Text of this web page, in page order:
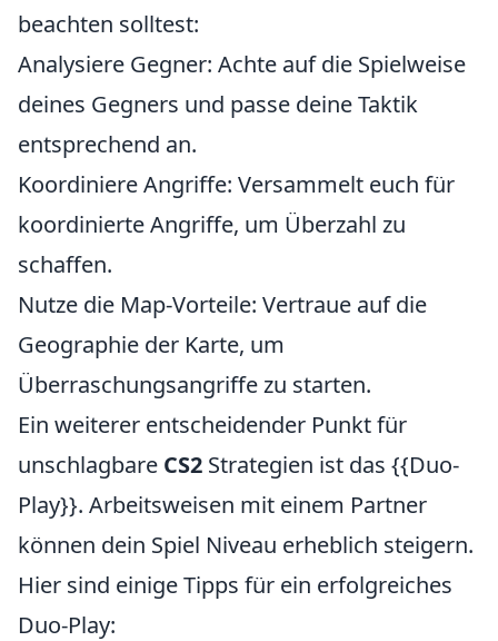
beachten solltest:
Analysiere Gegner: Achte auf die Spielweise
deines Gegners und passe deine Taktik
entsprechend an.
Koordiniere Angriffe: Versammelt euch für
koordinierte Angriffe, um Überzahl zu
schaffen.
Nutze die Map-Vorteile: Vertraue auf die
Geographie der Karte, um
Überraschungsangriffe zu starten.
Ein weiterer entscheidender Punkt für
unschlagbare CS2 Strategien ist das {{Duo-
Play}}. Arbeitsweisen mit einem Partner
können dein Spiel Niveau erheblich steigern.
Hier sind einige Tipps für ein erfolgreiches
Duo-Play: